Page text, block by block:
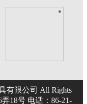
有限公司 All Rights
18号 电话：86-21-